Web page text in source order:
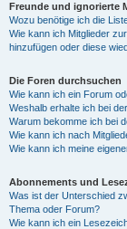
Freunde und ignorierte
Wozu benötige ich die
Wie kann ich Mitglieder
hinzufügen oder diese
Die Foren durchsuchen
Wie kann ich ein Forum
Weshalb erhalte ich bei
Warum bekomme ich bei
Wie kann ich nach
Wie kann ich meine
Abonnements und
Was ist der Unterschied
Thema oder Forum?
Wie kann ich ein